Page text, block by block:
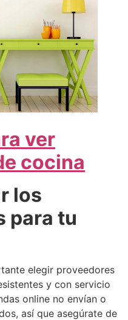
ver
cocina
los
para tu
elegir proveedores
y con servicio
online no envían o
así que asegúrate de